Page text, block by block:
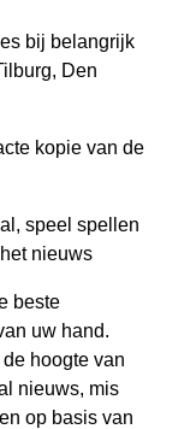
bij belangrijk
Den
kopie van de
speel spellen
nieuws
beste
uw hand.
hoogte van
nieuws, mis
op basis van